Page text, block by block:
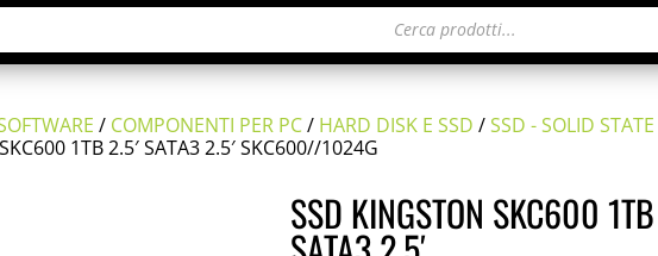
/ COMPONENTI PER PC/ HARD DISK E SSD /SSD - SOLID STATE
1TB 2.5′ SATA3 2.5′ SKC600//1024G
SSD KINGSTON SKC600